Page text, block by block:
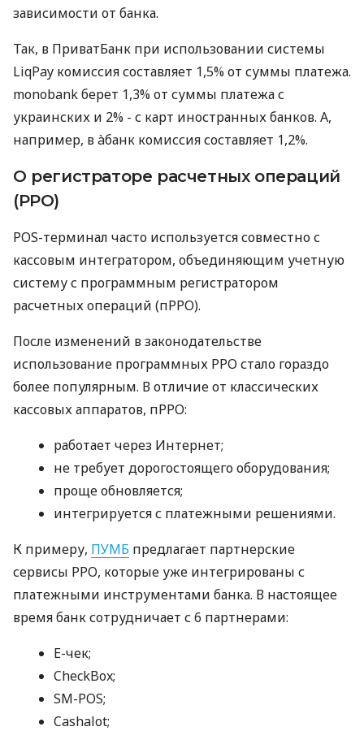
зависимости от банка.
Так, в ПриватБанк при использовании системы
LiqPay комиссия составляет 1,5% от суммы платежа.
monobank берет 1,3% от суммы платежа с
украинских и 2% - с карт иностранных банков. А,
например, в àбанк комиссия составляет 1,2%.
О регистраторе расчетных операций
(РРО)
POS-терминал часто используется совместно с
кассовым интегратором, объединяющим учетную
систему с программным регистратором
расчетных операций (пРРО).
После изменений в законодательстве
использование программных РРО стало гораздо
более популярным. В отличие от классических
кассовых аппаратов, пРРО:
работает через Интернет;
не требует дорогостоящего оборудования;
проще обновляется;
интегрируется с платежными решениями.
К примеру, ПУМБ предлагает партнерские
сервисы РРО, которые уже интегрированы с
платежными инструментами банка. В настоящее
время банк сотрудничает с 6 партнерами:
E-чек;
CheckBox;
SM-POS;
Cashalot;